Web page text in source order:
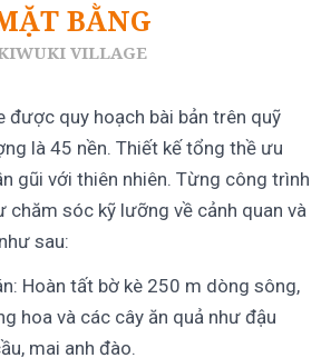
BẰNG
VILLAGE
được quy hoạch bài bản trên quỹ
là 45 nền. Thiết kế tổng thề ưu
gũi với thiên nhiên. Từng công trình
chăm sóc kỹ lưỡng về cảnh quan và
sau:
Hoàn tất bờ kè 250 m dòng sông,
hoa và các cây ăn quả như đậu
mai anh đào.